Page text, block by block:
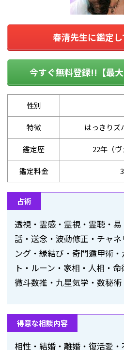
春清先生に鑑定し
今すぐ無料登録!!【最大
性別
特徴 はっきりズ
鑑定歴 22年（ヴ
鑑定料金
占術
透視・霊感・霊視・霊聴・
話・送念・波動修正・チャ
ング・縁結び・奇門遁甲術
ト・ルーン・家相・人相・
微斗数推・九星気学・数秘
得意な相談内容
相性・結婚・離婚・復活愛